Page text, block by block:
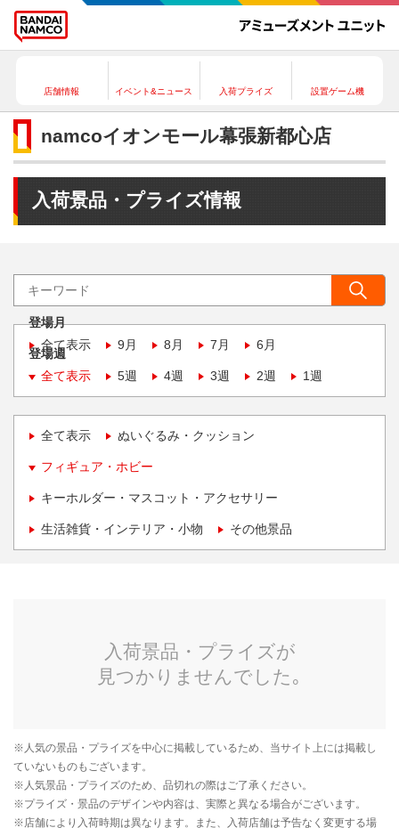
店舗情報 イベント&ニュース 入荷プライズ 設置ゲーム機
namcoイオンモール幕張新都心店
入荷景品・プライズ情報
登場月
全て表示
9月 8月 7月 6月
登場週
全て表示
5週 4週 3週 2週 1週
全て表示 ぬいぐるみ・クッション
フィギュア・ホビー
キーホルダー・マスコット・アクセサリー
生活雑貨・インテリア・小物 その他景品